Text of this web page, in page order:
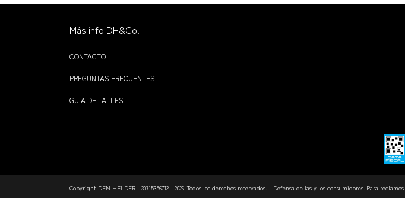
Más info DH&Co.
CONTACTO
PREGUNTAS FRECUENTES
GUIA DE TALLES
Copyright DEN HELDER - 30715356712 - 2026. Todos los derechos reservados. Defensa de las y los consumidores. Para reclamos